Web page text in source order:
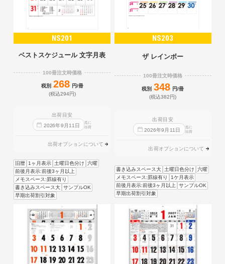
NS201
ベストスケジュール 文字月表
100冊注文時価格
税別 268 円/冊
(税込294円)
出荷目安
2026年9 月 11 日
迄に
出荷
出荷オプションについて
旧暦 1ヶ月表示 土曜日色分け
六曜
前後月表示:前後3ヶ月以上
メモスペース:罫線有り
書き込みスペース大 サンプルOK
早期出荷割引対象
NS203
ザ レインボー
100冊注文時価格
税別 348 円/冊
(税込382円)
出荷目安
2026年9 月 11 日
迄に
出荷
出荷オプションについて
書き込みスペース大 土曜日色分け
六曜
メモスペース:罫線有り
1ケ月表示
前後月表示:前後3ヶ月以上 サンプルOK
早期出荷割引対象